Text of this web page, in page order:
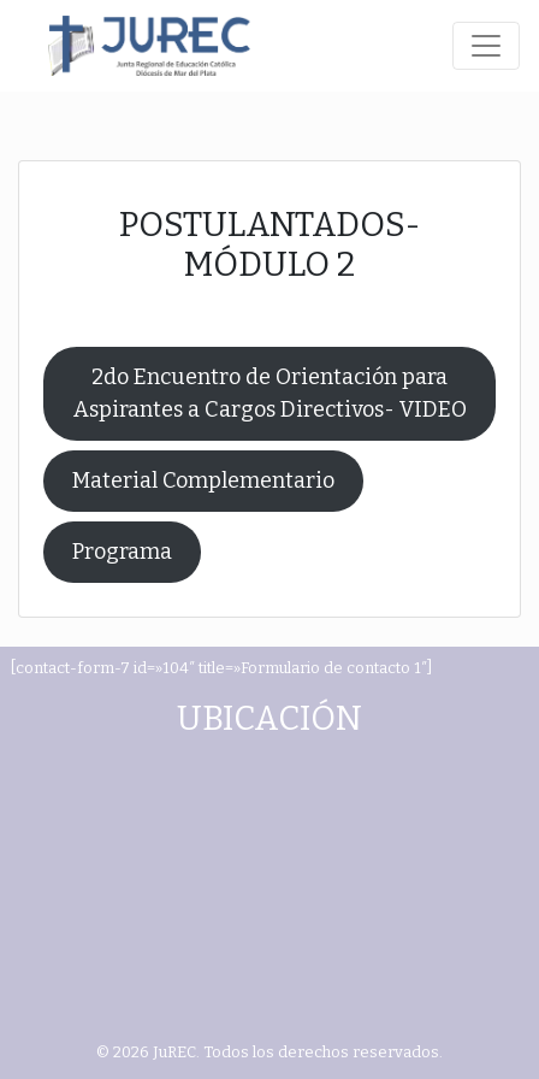
POSTULANTADOS-
MÓDULO 2
2do Encuentro de Orientación para
Aspirantes a Cargos Directivos- VIDEO
Material Complementario
Programa
[contact-form-7 id=»104″ title=»Formulario de contacto 1″]
UBICACIÓN
© 2026 JuREC. Todos los derechos reservados.